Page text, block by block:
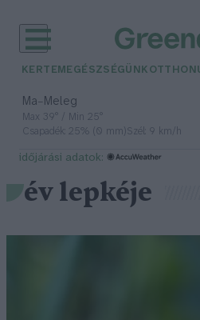
KERTEM EGÉSZSÉGÜNK
Ma– Meleg
Max 39° / Min 25°
Csapadék: 25% (0 mm)Szél: 9 km/h
időjárási adatok:
év lepkéje